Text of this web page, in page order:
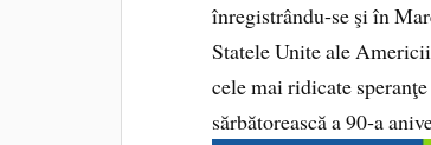
înregistrându‑se şi în
Statele Unite ale
cele mai ridicate
sărbătorească a 90‑a